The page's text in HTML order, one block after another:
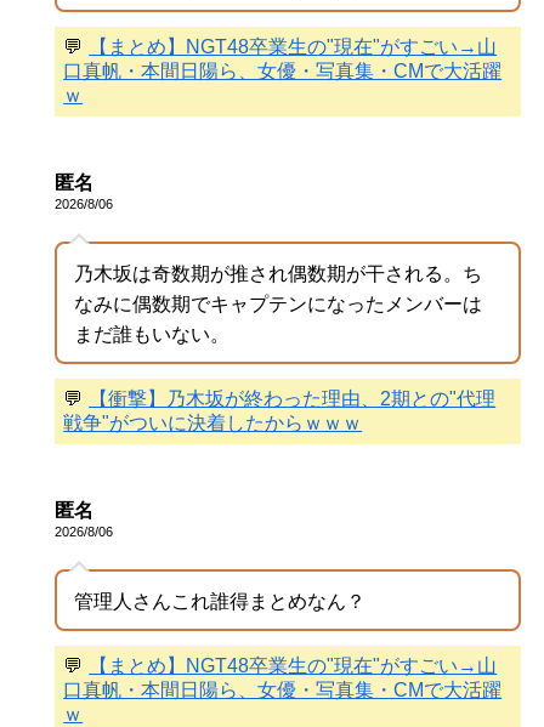
💬
【まとめ】NGT48卒業生の"現在"がすごい→山
口真帆・本間日陽ら、女優・写真集・CMで大活躍
ｗ
匿名
2026/8/06
乃木坂は奇数期が推され偶数期が干される。ち
なみに偶数期でキャプテンになったメンバーは
まだ誰もいない。
💬
【衝撃】乃木坂が終わった理由、2期との"代理
戦争"がついに決着したからｗｗｗ
匿名
2026/8/06
管理人さんこれ誰得まとめなん？
💬
【まとめ】NGT48卒業生の"現在"がすごい→山
口真帆・本間日陽ら、女優・写真集・CMで大活躍
ｗ